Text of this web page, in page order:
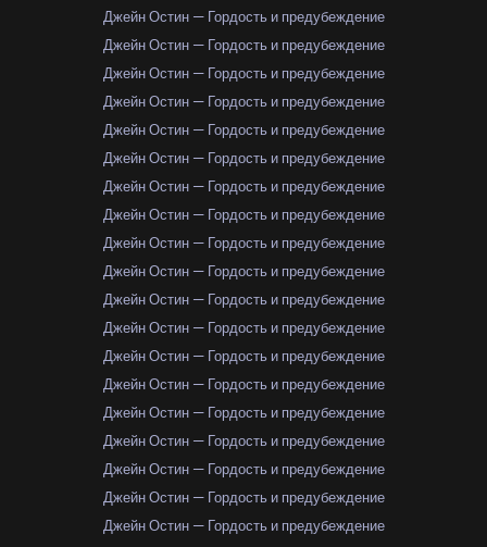
Джейн Остин — Гордость и предубеждение
Джейн Остин — Гордость и предубеждение
Джейн Остин — Гордость и предубеждение
Джейн Остин — Гордость и предубеждение
Джейн Остин — Гордость и предубеждение
Джейн Остин — Гордость и предубеждение
Джейн Остин — Гордость и предубеждение
Джейн Остин — Гордость и предубеждение
Джейн Остин — Гордость и предубеждение
Джейн Остин — Гордость и предубеждение
Джейн Остин — Гордость и предубеждение
Джейн Остин — Гордость и предубеждение
Джейн Остин — Гордость и предубеждение
Джейн Остин — Гордость и предубеждение
Джейн Остин — Гордость и предубеждение
Джейн Остин — Гордость и предубеждение
Джейн Остин — Гордость и предубеждение
Джейн Остин — Гордость и предубеждение
Джейн Остин — Гордость и предубеждение